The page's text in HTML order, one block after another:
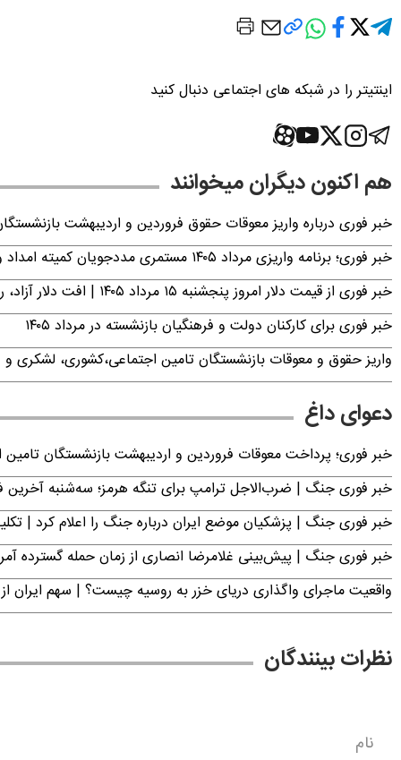
اینتیتر را در شبکه های اجتماعی دنبال کنید
هم اکنون دیگران میخوانند
خبر فوری درباره واریز معوقات حقوق فروردین و اردیبهشت
خبر فوری؛ برنامه واریزی مرداد ۱۴۰۵ مستمری مددجویان کمیته امداد و بهزیستی اعلام شد
خبر فوری از قیمت دلار امروز پنجشنبه ۱۵ مرداد ۱۴۰۵ | افت دلار آزاد، رشد حواله
خبر فوری برای کارکنان دولت و فرهنگیان بازنشسته در مرداد ۱۴۰۵
واریز حقوق و معوقات بازنشستگان تامین اجتماعی،‌کشوری، لشکری و
دعوای داغ
خبر فوری؛ پرداخت معوقات فروردین و اردیبهشت بازنشستگان
خبر فوری جنگ | ضرب‌الاجل ترامپ برای تنگه هرمز؛ سه‌شنبه
خبر فوری جنگ | پزشکیان موضع ایران درباره جنگ را اعلام کرد
خبر فوری جنگ | پیش‌بینی غلامرضا انصاری از زمان حمله گسترده
واقعیت ماجرای واگذاری دریای خزر به روسیه چیست؟ | سهم ایران
نظرات بینندگان
نام